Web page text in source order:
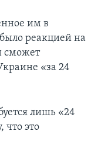
им в
реакцией на
сможет
«за 24
лишь «24
что это